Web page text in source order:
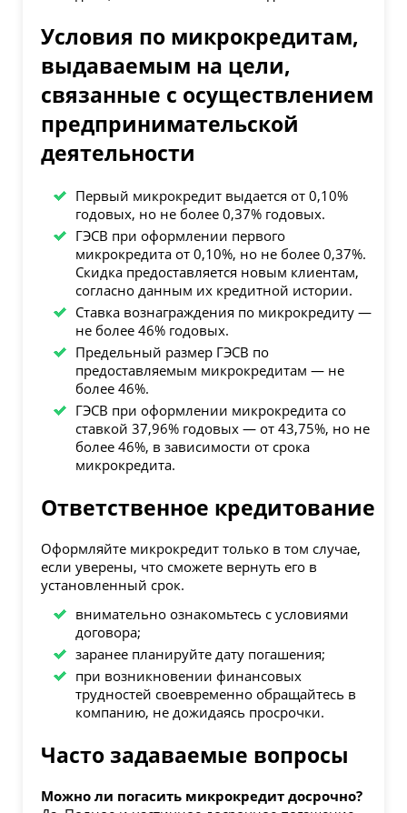
Условия по микрокредитам,
выдаваемым на цели,
связанные с осуществлением
предпринимательской
деятельности
Первый микрокредит выдается от 0,10%
годовых, но не более 0,37% годовых.
ГЭСВ при оформлении первого
микрокредита от 0,10%, но не более 0,37%.
Скидка предоставляется новым клиентам,
согласно данным их кредитной истории.
Ставка вознаграждения по микрокредиту —
не более 46% годовых.
Предельный размер ГЭСВ по
предоставляемым микрокредитам — не
более 46%.
ГЭСВ при оформлении микрокредита со
ставкой 37,96% годовых — от 43,75%, но не
более 46%, в зависимости от срока
микрокредита.
Ответственное кредитование
Оформляйте микрокредит только в том случае,
если уверены, что сможете вернуть его в
установленный срок.
внимательно ознакомьтесь с условиями
договора;
заранее планируйте дату погашения;
при возникновении финансовых
трудностей своевременно обращайтесь в
компанию, не дожидаясь просрочки.
Часто задаваемые вопросы
Можно ли погасить микрокредит досрочно?